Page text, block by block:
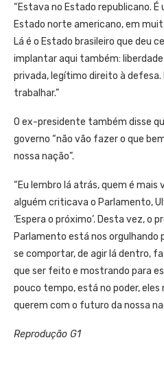
“Estava no Estado republicano. É
Estado norte americano, em
Lá é o Estado brasileiro que deu
implantar aqui também:
privada, legítimo direito à defesa.
trabalhar.”
O ex-presidente também disse
governo “não vão fazer o que
nossa nação”.
“Eu lembro lá atrás, quem é mais
alguém criticava o Parlamento,
‘Espera o próximo’. Desta vez, o
Parlamento está nos orgulhando
se comportar, de agir lá dentro,
que ser feito e mostrando para
pouco tempo, está no poder,
querem com o futuro da nossa
Reprodução G1